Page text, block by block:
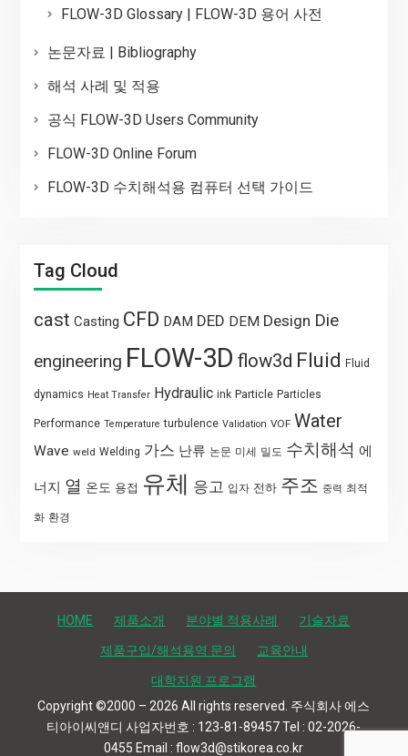
FLOW-3D Glossary | FLOW-3D 용어 사전
논문자료 | Bibliography
해석 사례 및 적용
공식 FLOW-3D Users Community
FLOW-3D Online Forum
FLOW-3D 수치해석용 컴퓨터 선택 가이드
Tag Cloud
cast Casting CFD DAM DED DEM Design Die
engineering FLOW-3D flow3d Fluid Fluid
dynamics Heat Transfer Hydraulic ink Particle Particles
Performance Temperature turbulence Validation VOF Water
Wave weld Welding 가스 난류 논문 미세 밀도 수치해석 에
너지 열 온도 용접 유체 응고 입자 전하 주조 중력 최적
화 환경
HOME 제품소개 분야별 적용사례 기술자료
제품구입/해석용역 문의 교육안내
대학지원 프로그램
Copyright ©2000 – 2026 All rights reserved. 주식회사 에스
티아이씨앤디 사업자번호 : 123-81-89457 Tel : 02-2026-
0455 Email : flow3d@stikorea.co.kr